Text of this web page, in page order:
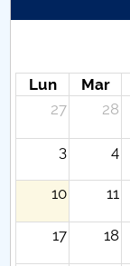
Lun Mar
27
28
3 4
10 11
17 18